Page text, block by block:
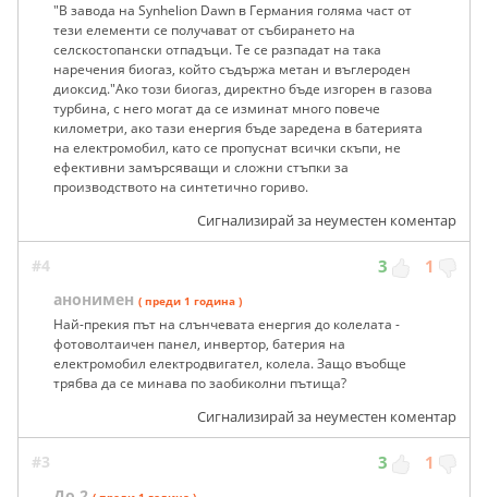
"В завода на Synhelion Dawn в Германия голяма част от
тези елементи се получават от събирането на
селскостопански отпадъци. Те се разпадат на така
наречения биогаз, който съдържа метан и въглероден
диоксид."Ако този биогаз, директно бъде изгорен в газова
турбина, с него могат да се изминат много повече
километри, ако тази енергия бъде заредена в батерията
на електромобил, като се пропуснат всички скъпи, не
ефективни замърсяващи и сложни стъпки за
производството на синтетично гориво.
Сигнализирай за неуместен коментар
#4 3 1
анонимен ( преди 1 година )
Най-прекия път на слънчевата енергия до колелата -
фотоволтаичен панел, инвертор, батерия на
електромобил електродвигател, колела. Защо въобще
трябва да се минава по заобиколни пътища?
Сигнализирай за неуместен коментар
#3 3 1